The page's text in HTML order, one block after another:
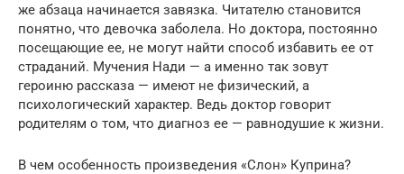
же абзаца начинается завязка. Читателю становится
понятно, что девочка заболела. Но доктора, постоянно
посещающие ее, не могут найти способ избавить ее от
страданий. Мучения Нади — а именно так зовут
героиню рассказа — имеют не физический, а
психологический характер. Ведь доктор говорит
родителям о том, что диагноз ее — равнодушие к жизни.
В чем особенность произведения «Слон» Куприна?